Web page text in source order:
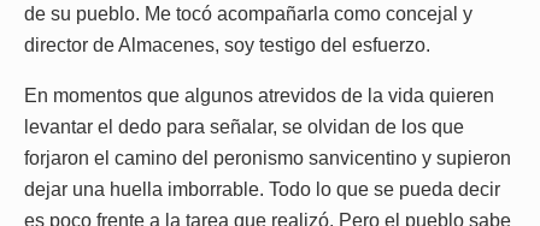
de su pueblo. Me tocó acompañarla como concejal y
director de Almacenes, soy testigo del esfuerzo.
En momentos que algunos atrevidos de la vida quieren
levantar el dedo para señalar, se olvidan de los que
forjaron el camino del peronismo sanvicentino y supieron
dejar una huella imborrable. Todo lo que se pueda decir
es poco frente a la tarea que realizó. Pero el pueblo sabe